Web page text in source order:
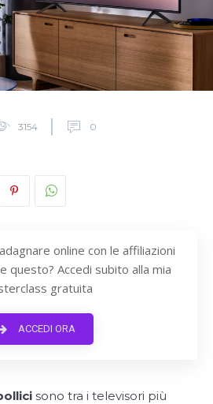
3154 0
online con le affiliazioni
questo? Accedi subito alla mia
gratuita
ACCEDI ORA
sono tra i televisori più